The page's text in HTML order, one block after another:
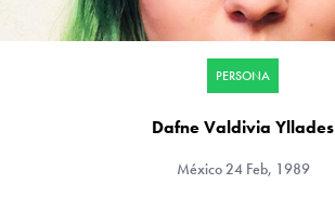
PERSONA
Dafne Valdivia Yllades
México24 Feb, 1989